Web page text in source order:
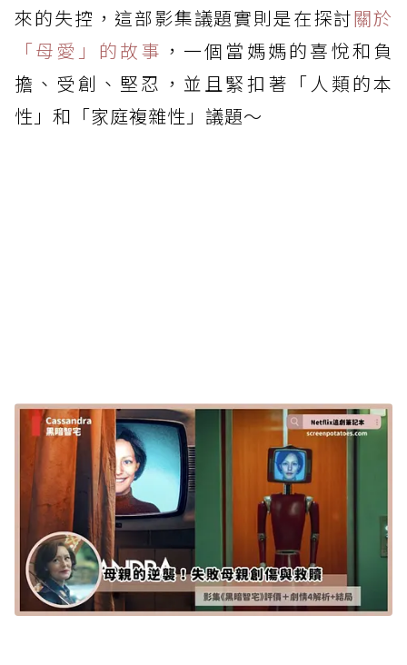
來的失控，這部影集議題實則是在探討關於
「母愛」的故事 ，一個當媽媽的喜悅和負
擔、受創、堅忍，並且緊扣著「人類的本
性」和「家庭複雜性」議題～